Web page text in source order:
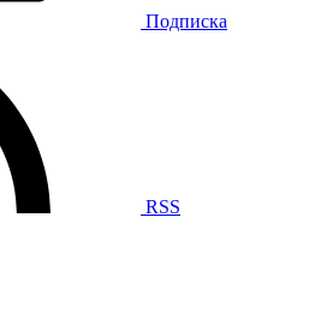
Подписка
RSS